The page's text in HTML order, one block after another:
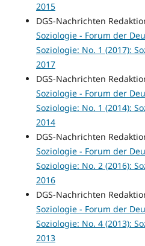
2015
DGS-Nachrichten
Soziologie - Forum der
Soziologie: No. 1 (2017):
2017
DGS-Nachrichten
Soziologie - Forum der
Soziologie: No. 1 (2014):
2014
DGS-Nachrichten
Soziologie - Forum der
Soziologie: No. 2 (2016):
2016
DGS-Nachrichten
Soziologie - Forum der
Soziologie: No. 4 (2013):
2013